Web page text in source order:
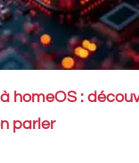
homeOS :
parler